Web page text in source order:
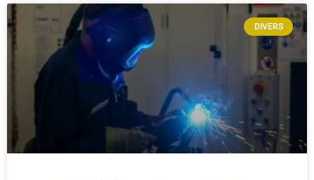
DIVERS